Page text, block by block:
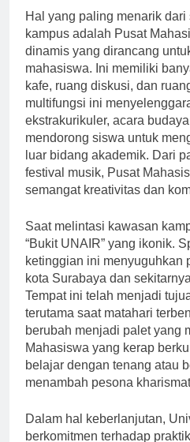
Hal yang paling menarik
kampus adalah Pusat
dinamis yang dirancang
mahasiswa. Ini memiliki
kafe, ruang diskusi, dan
multifungsi ini
ekstrakurikuler, acara
mendorong siswa untuk
luar bidang akademik. Dari
festival musik, Pusat
Saat melintasi kawasan
“Bukit UNAIR” yang ikonik.
ketinggian ini menyuguhkan
kota Surabaya dan
Tempat ini telah menjadi
terutama saat matahari
berubah menjadi palet yang
Mahasiswa yang kerap
belajar dengan tenang atau
Dalam hal keberlanjutan,